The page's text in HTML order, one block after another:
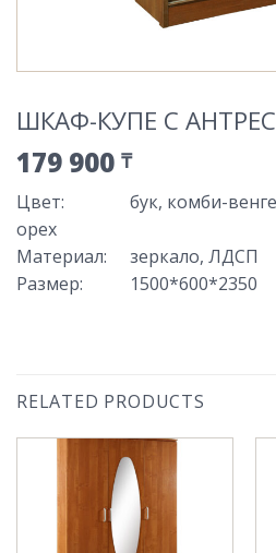
ШКАФ-КУПЕ С
179 900 ₸
Цвет:
бук, комби-
орех
Материал:
зеркало, ЛДСП
Размер: 1500*600*2350
RELATED PRODUCTS